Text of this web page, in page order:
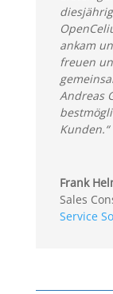
ankam
freuen
Andreas
Kunden.“
Frank
Sales
Service